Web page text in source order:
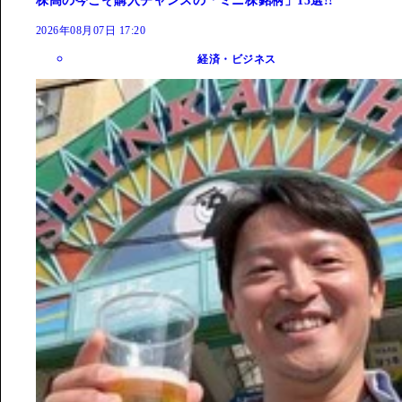
2026年08月07日 17:20
経済・ビジネス